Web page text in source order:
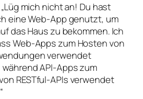
mich nicht an! Du hast
eine Web-App genutzt, um
das Haus zu bekommen. Ich
Web-Apps zum Hosten von
verwendet
API-Apps zum
RESTful-APIs verwendet